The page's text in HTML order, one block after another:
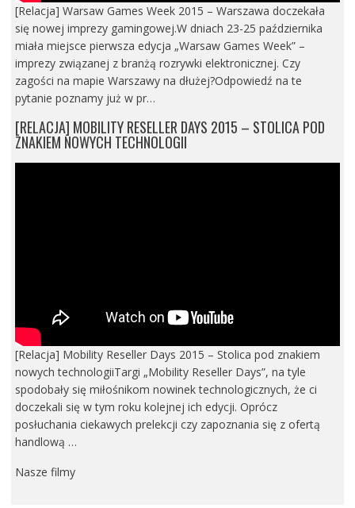
[Relacja] Warsaw Games Week 2015 – Warszawa doczekała
się nowej imprezy gamingowej.W dniach 23-25 października
miała miejsce pierwsza edycja „Warsaw Games Week” –
imprezy związanej z branżą rozrywki elektronicznej. Czy
zagości na mapie Warszawy na dłużej?Odpowiedź na te
pytanie poznamy już w pr…
[RELACJA] MOBILITY RESELLER DAYS 2015 – STOLICA POD
ZNAKIEM NOWYCH TECHNOLOGII
[Relacja] Mobility Reseller Days 2015 – Stolica pod znakiem
nowych technologiiTargi „Mobility Reseller Days”, na tyle
spodobały się miłośnikom nowinek technologicznych, że ci
doczekali się w tym roku kolejnej ich edycji. Oprócz
posłuchania ciekawych prelekcji czy zapoznania się z ofertą
handlową …
Nasze filmy